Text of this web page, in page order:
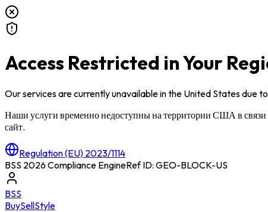
Access Restricted in Your
Our services are currently unavailable inthe United Statesdue
Наши услуги временно недоступны на территории США в
сайт.
Regulation (EU) 2023/1114
BSS 2026 Compliance EngineRef ID: GEO-BLOCK-US
BSS
BuySellStyle